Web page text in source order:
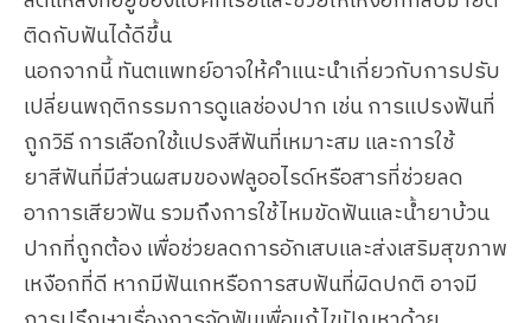
ติดกับฟันได้ดีขึ้น
นอกจากนี้ ทันตแพทย์อาจให้คำแนะนำเกี่ยวกับการปรับ
เปลี่ยนพฤติกรรมการดูแลช่องปาก เช่น การแปรงฟันที่
ถูกวิธี การเลือกใช้แปรงสีฟันที่เหมาะสม และการใช้
ยาสีฟันที่มีส่วนผสมของฟลูออไรด์หรือสารที่ช่วยลด
อาการเสียวฟัน รวมถึงการใช้ไหมขัดฟันและน้ำยาบ้วน
ปากที่ถูกต้อง เพื่อช่วยลดการอักเสบและส่งเสริมสุขภาพ
เหงือกที่ดี หากมีฟันเกหรือการสบฟันที่ผิดปกติ อาจมี